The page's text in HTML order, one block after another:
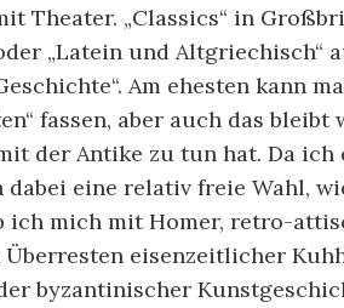
Theater. „Classics“ in
„Latein und Altgriechisch“
Am ehesten kann
fassen, aber auch das bleibt
der Antike zu tun hat. Da ich
eine relativ freie Wahl,
ich mich mit Homer, retro-
eisenzeitlicher
byzantinischer